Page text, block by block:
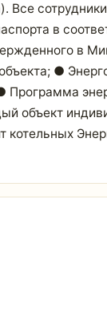
Все
в
в
●
Программа
объект